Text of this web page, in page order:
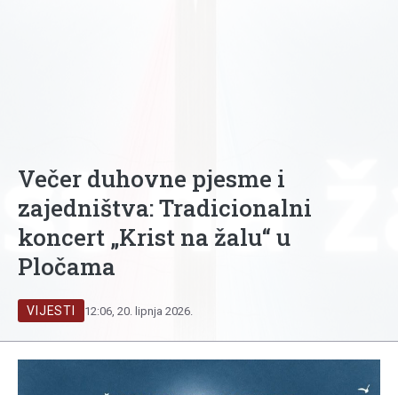
Večer duhovne pjesme i
zajedništva: Tradicionalni
koncert „Krist na žalu“ u
Pločama
VIJESTI 12:06, 20. lipnja 2026.